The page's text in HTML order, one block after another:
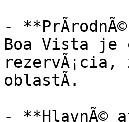
-
Boa Vista je
rezervÃ¡cia,
oblastÃ­.
- **HlavnÃ©